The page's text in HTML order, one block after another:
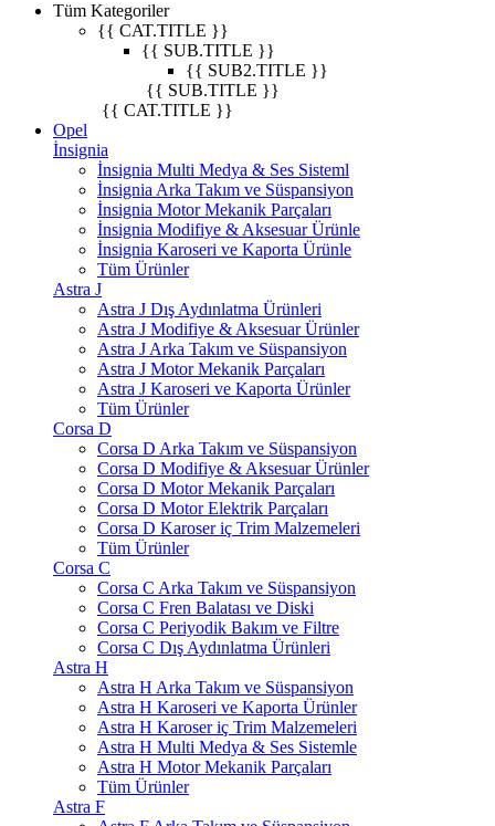
Tüm Kategoriler
{{ CAT.TITLE }}
{{ SUB.TITLE }}
{{ SUB2.TITLE }}
{{ SUB.TITLE }}
{{ CAT.TITLE }}
Opel
İnsignia
İnsignia Multi Medya & Ses Sisteml
İnsignia Arka Takım ve Süspansiyon
İnsignia Motor Mekanik Parçaları
İnsignia Modifiye & Aksesuar Ürünle
İnsignia Karoseri ve Kaporta Ürünle
Tüm Ürünler
Astra J
Astra J Dış Aydınlatma Ürünleri
Astra J Modifiye & Aksesuar Ürünler
Astra J Arka Takım ve Süspansiyon
Astra J Motor Mekanik Parçaları
Astra J Karoseri ve Kaporta Ürünler
Tüm Ürünler
Corsa D
Corsa D Arka Takım ve Süspansiyon
Corsa D Modifiye & Aksesuar Ürünler
Corsa D Motor Mekanik Parçaları
Corsa D Motor Elektrik Parçaları
Corsa D Karoser iç Trim Malzemeleri
Tüm Ürünler
Corsa C
Corsa C Arka Takım ve Süspansiyon
Corsa C Fren Balatası ve Diski
Corsa C Periyodik Bakım ve Filtre
Corsa C Dış Aydınlatma Ürünleri
Astra H
Astra H Arka Takım ve Süspansiyon
Astra H Karoseri ve Kaporta Ürünler
Astra H Karoser iç Trim Malzemeleri
Astra H Multi Medya & Ses Sistemle
Astra H Motor Mekanik Parçaları
Tüm Ürünler
Astra F